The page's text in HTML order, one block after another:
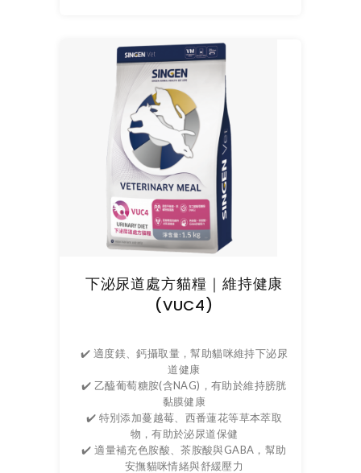
下泌尿道處方貓糧｜維持健康
(VUC4)
✔️ 適度鎂、鈣攝取量，幫助貓咪維持下泌尿
道健康
✔️ 乙醯葡萄糖胺(含NAG)，有助於維持膀胱
黏膜健康
✔️ 特別添加蔓越莓、西番蓮花等草本萃取
物，有助於泌尿道保健
✔️ 適量補充色胺酸、茶胺酸與GABA，幫助
安撫貓咪情緒與舒緩壓力